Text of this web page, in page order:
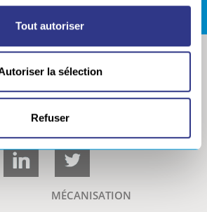
Tout autoriser
la sélection
Refuser
MÉCANISATION